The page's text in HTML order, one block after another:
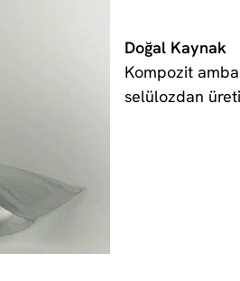
Doğal Kaynak
Kompozit
selülozdan